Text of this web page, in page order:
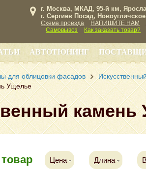
г. Москва, МКАД, 95-й км,
г. Сергиев Посад,
Схема проезда НАПИШИТЕ НАМ
Самовывоз
Как заказать товар?
АВТОТЮНИНГ
для облицовки фасадов
Ущелье
камень
Цена Длина